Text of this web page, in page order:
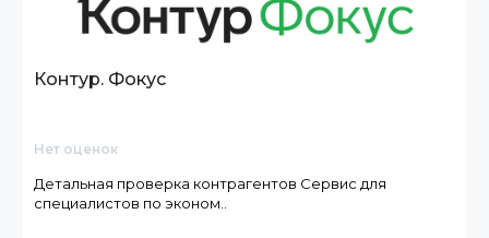
Контур. Фокус
Нет оценок
Детальная проверка контрагентов Сервис для
специалистов по эконом..